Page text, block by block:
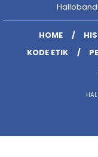
HOME
KODE ETIK